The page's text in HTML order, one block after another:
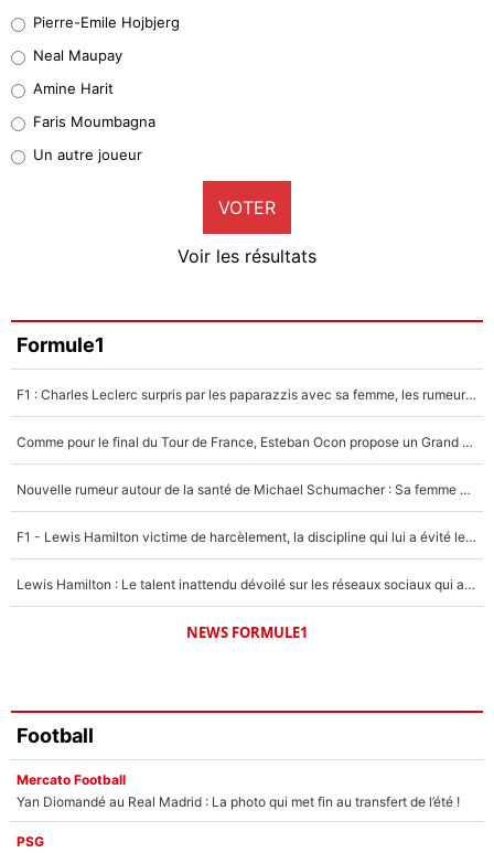
4%
1%
9%
Faris Moumbagna
5%
Un autre joueur
5%
Pierre-Emile Hojbjerg
Neal Maupay
Amine Harit
Faris Moumbagna
Un autre joueur
VOTER
Voir les résultats
Formule1
F1 : Charles Leclerc surpris par les paparazzis avec sa femme, les rumeurs étaient vraies !
Comme pour le final du Tour de France, Esteban Ocon propose un Grand Prix de Formule 1 à Paris : «Autour de l’Arc de Triomphe, ce serait génial» !
Nouvelle rumeur autour de la santé de Michael Schumacher : Sa femme Corinna sort du silence
F1 - Lewis Hamilton victime de harcèlement, la discipline qui lui a évité le pire : «J'aurais probablement mal tourné»
Lewis Hamilton : Le talent inattendu dévoilé sur les réseaux sociaux qui a impressionné Kim Kardashian pendant leurs vacances en amoureux !
NEWS FORMULE1
Football
Mercato Football
Yan Diomandé au Real Madrid : La photo qui met fin au transfert de l’été !
PSG